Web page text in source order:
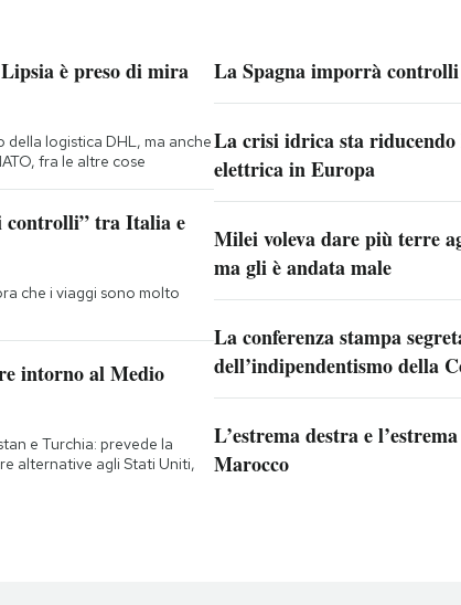
è preso di mira
logistica DHL, ma anche
fra le altre cose
controlli” tra Italia e
che i viaggi sono molto
intorno al Medio
e Turchia: prevede la
alternative agli Stati Uniti,
La Spagna imporrà
La crisi idrica sta
elettrica in Europa
Milei voleva dare più terre
ma gli è andata male
La conferenza stampa
dell’indipendentismo della
L’estrema destra e
Marocco